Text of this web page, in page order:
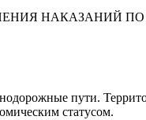
НАКАЗАНИЙ ПО
пути.
статусом.